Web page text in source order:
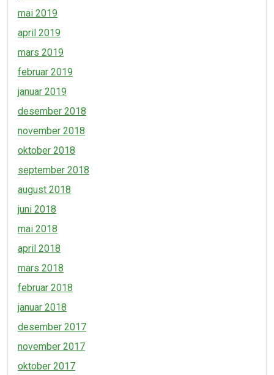
mai 2019
april 2019
mars 2019
februar 2019
januar 2019
desember 2018
november 2018
oktober 2018
september 2018
august 2018
juni 2018
mai 2018
april 2018
mars 2018
februar 2018
januar 2018
desember 2017
november 2017
oktober 2017